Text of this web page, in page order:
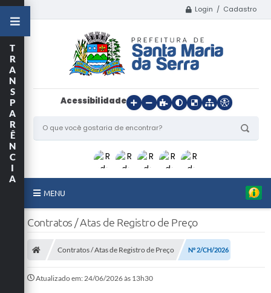
Login / Cadastro
Acessibilidade
MENU
Início
T
R
A
N
S
P
A
R
Ê
N
C
I
A
Contratos / Atas de Registro de Preço
Contratos / Atas de Registro de Preço Nº 2/CH/2026
Atualizado em: 24/06/2026 às 13h30